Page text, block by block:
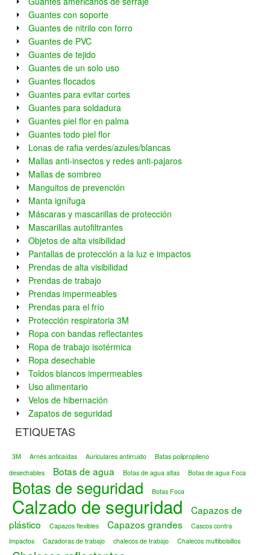
Guantes con soporte
Guantes de nitrilo con forro
Guantes de PVC
Guantes de tejido
Guantes de un solo uso
Guantes flocados
Guantes para evitar cortes
Guantes para soldadura
Guantes piel flor en palma
Guantes todo piel flor
Lonas de rafia verdes/azules/blancas
Mallas anti-insectos y redes anti-pajaros
Mallas de sombreo
Manguitos de prevención
Manta ignífuga
Máscaras y mascarillas de protección
Mascarillas autofiltrantes
Objetos de alta visibilidad
Pantallas de protección a la luz e impactos
Prendas de alta visibilidad
Prendas de trabajo
Prendas impermeables
Prendas para el frío
Protección respiratoria 3M
Ropa con bandas reflectantes
Ropa de trabajo isotérmica
Ropa desechable
Toldos blancos impermeables
Uso alimentario
Velos de hibernación
Zapatos de seguridad
ETIQUETAS
3M Arnés anticaídas Auriculares antirruido
Batas polipropileno
desechables
Botas de agua Botas de agua altas Botas de agua Foca
Botas de seguridad Botas Foca
Calzado de seguridad
Capazos de
plástico
Capazos flexibles Capazos grandes
Cascos contra
impactos
Cazadoras de trabajo chalecos de trabajo Chalecos multibolsillos